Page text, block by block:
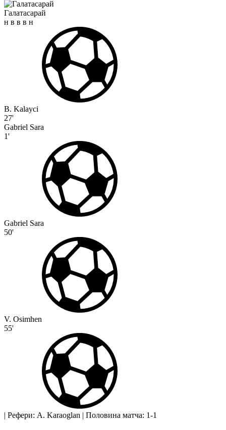
Галатасарай
н в в в н
B. Kalayci
27'
Gabriel Sara
1'
Gabriel Sara
50'
V. Osimhen
55'
| Рефери: A. Karaoglan | Половина матча: 1-1